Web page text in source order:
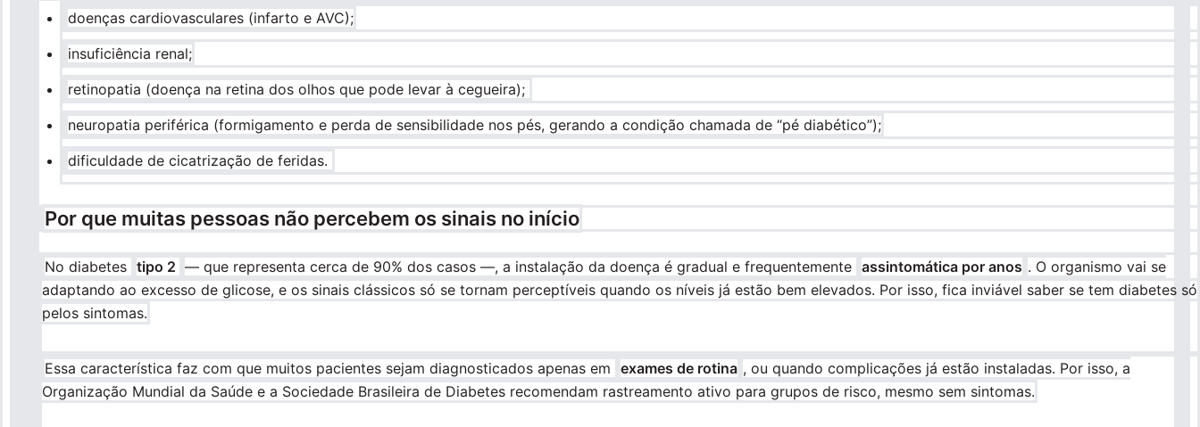
doenças cardiovasculares (infarto e AVC);
insuficiência renal;
retinopatia (doença na retina dos olhos que pode levar à cegueira);
neuropatia periférica (formigamento e perda de sensibilidade nos pés, gerando a condição chamada de “pé diabético”);
dificuldade de cicatrização de feridas.
Por que muitas pessoas não percebem os sinais no início
No diabetes tipo 2 — que representa cerca de 90% dos casos —, a instalação da doença é gradual e frequentemente assintomática por anos . O organismo vai se
adaptando ao excesso de glicose, e os sinais clássicos só se tornam perceptíveis quando os níveis já estão bem elevados. Por isso, fica inviável saber se tem diabetes só
pelos sintomas.
Essa característica faz com que muitos pacientes sejam diagnosticados apenas em exames de rotina , ou quando complicações já estão instaladas. Por isso, a
Organização Mundial da Saúde e a Sociedade Brasileira de Diabetes recomendam rastreamento ativo para grupos de risco, mesmo sem sintomas.